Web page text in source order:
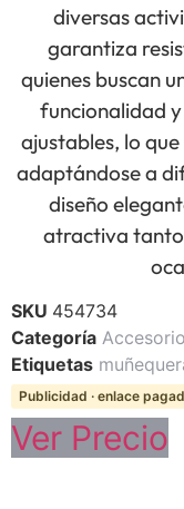
diversas
garantiza
quienes buscan
funcionalidad
ajustables, lo
adaptándose a
diseño
atractiva
SKU 454734
Categoría
Etiquetas
Publicidad · enlace
Ver Precio